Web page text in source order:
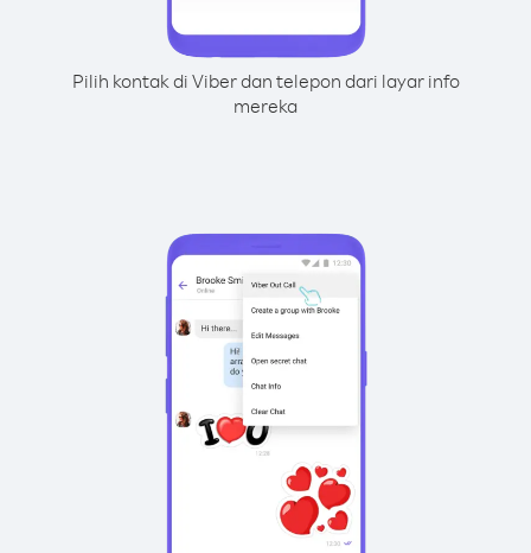
Pilih kontak di Viber dan telepon dari layar info
mereka